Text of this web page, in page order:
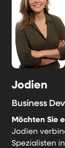
Jodien
Business
Möchten Sie
Jodien
Spezialisten